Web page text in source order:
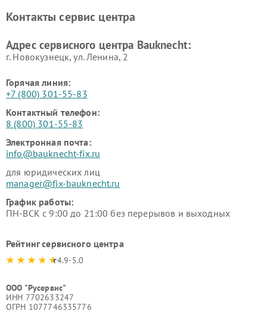
Контакты сервис центра
Адрес сервисного центра Bauknecht:
г. Новокузнецк, ул. Ленина, 2
Горячая линия:
+7 (800) 301-55-83
Контактный телефон:
8 (800) 301-55-83
Электронная почта:
info@bauknecht-fix.ru
для юридических лиц
manager@fix-bauknecht.ru
График работы:
ПН-ВСК с 9:00 до 21:00 без перерывов и выходных
Рейтинг сервисного центра
4.9-5.0
ООО "Русервис"
ИНН 7702633247
ОГРН 1077746335776